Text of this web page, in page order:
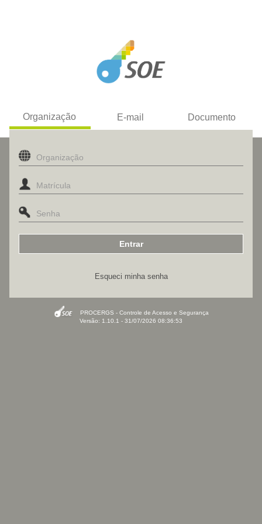
Organização E-mail Documento
Esqueci minha senha
PROCERGS - Controle de Acesso e Segurança
Versão: 1.10.1 - 31/07/2026 08:36:53